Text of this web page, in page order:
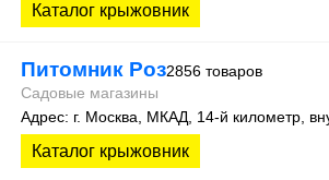
Каталог крыжовник
Питомник Роз2856 товаров
Садовые магазины
Каталог крыжовник